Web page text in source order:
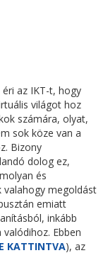
éri az IKT-t, hogy
világot hoz
számára, olyat,
sok köze van a
Bizony
dolog ez,
és
valahogy megoldást
emiatt
inkább
Ebben
KATTINTVA), az